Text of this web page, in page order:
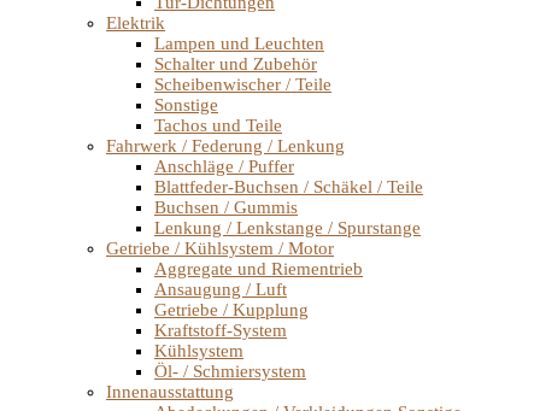
Elektrik
Lampen und Leuchten
Schalter und Zubehör
Scheibenwischer / Teile
Sonstige
Tachos und Teile
Fahrwerk / Federung / Lenkung
Anschläge / Puffer
Blattfeder-Buchsen / Schäkel / Teile
Buchsen / Gummis
Lenkung / Lenkstange / Spurstange
Getriebe / Kühlsystem / Motor
Aggregate und Riementrieb
Ansaugung / Luft
Getriebe / Kupplung
Kraftstoff-System
Kühlsystem
Öl- / Schmiersystem
Innenausstattung